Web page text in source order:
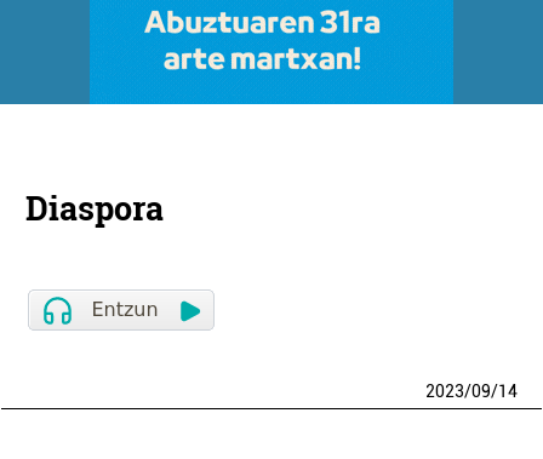
Diaspora
2023/09/14